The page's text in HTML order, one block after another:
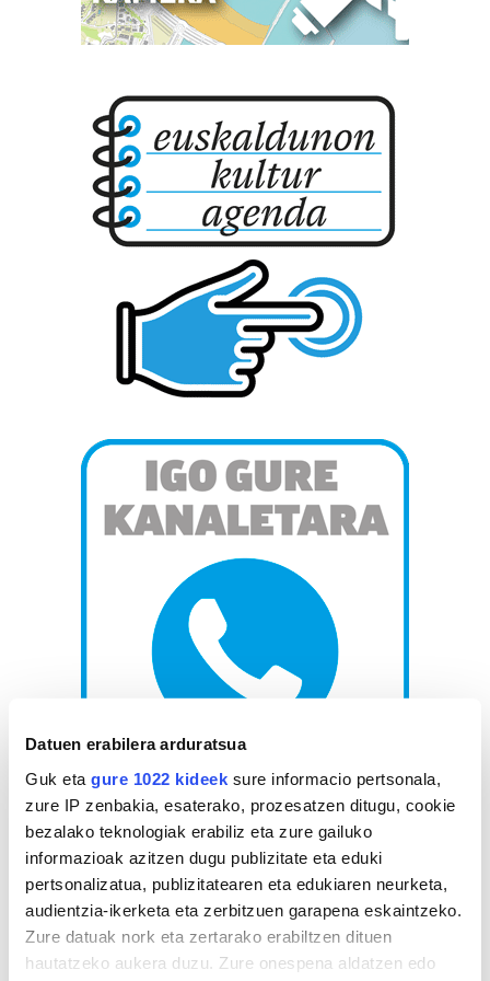
Datuen erabilera arduratsua
Guk eta gure 1022 kideek sure informacio pertsonala,
zure IP zenbakia, esaterako, prozesatzen ditugu, cookie
bezalako teknologiak erabiliz eta zure gailuko
informazioak azitzen dugu publizitate eta eduki
pertsonalizatua, publizitatearen eta edukiaren neurketa,
audientzia-ikerketa eta zerbitzuen garapena eskaintzeko.
Zure datuak nork eta zertarako erabiltzen dituen
hautatzeko aukera duzu. Zure onespena aldatzen edo
AGENDA
Abuztua 2026
AL. AR. AZ. OG. OL. LR.
IG.
27
28 29 30 31 1 2
3 4 5 6 7 8 9